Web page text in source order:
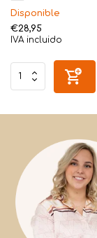
Disponible
€28,95
IVA incluido